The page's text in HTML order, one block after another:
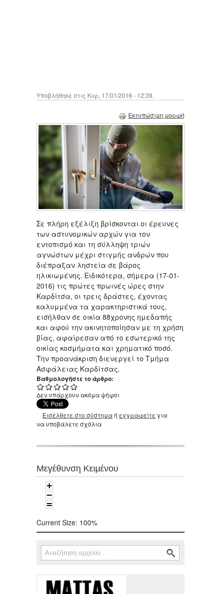
Υποβλήθηκε στις Κυρ, 17/01/2016 - 12:39.
Εκτυπώσιμη μορφή
Σε πλήρη εξέλιξη βρίσκονται οι έρευνες
των αστυνομικών αρχών για τον
εντοπισμό και τη σύλληψη τριών
αγνώστων μέχρι στιγμής ανδρών που
διέπραξαν ληστεία σε βάρος
ηλικιωμένης. Ειδικότερα, σήμερα (17-01-
2016) τις πρώτες πρωινές ώρες στην
Καρδίτσα, οι τρεις δράστες, έχοντας
καλυμμένα τα χαρακτηριστικά τους,
εισήλθαν σε οικία 88χρονης ημεδαπής
και αφού την ακινητοποίησαν με τη χρήση
βίας, αφαίρεσαν από το εσωτερικό της
οικίας κοσμήματα και χρηματικό ποσό.
Την προανάκριση διενεργεί το Τμήμα
Ασφάλειας Καρδίτσας.
Βαθμολογήστε το άρθρο:
Δεν υπάρχουν ακόμα ψήφοι
Εισέλθετε στο σύστημαή εγγραφείτε για
να υποβάλετε σχόλια
Μεγέθυνση Κειμένου
Current Size: 100%
Φόρμα αναζήτησης
Αναζήτηση